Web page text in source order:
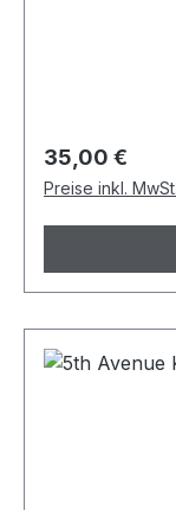
Regulärer
35,00 €
Preise inkl.